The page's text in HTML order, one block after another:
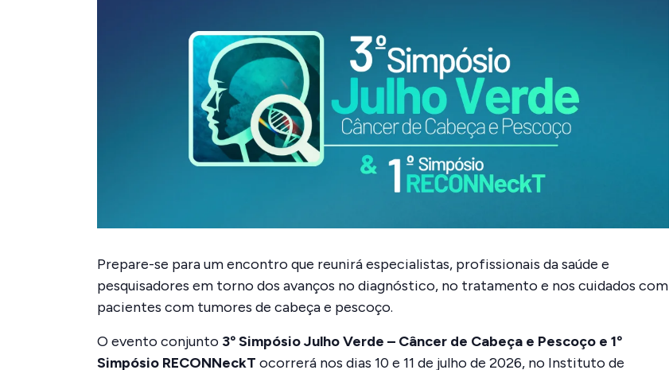
Prepare-se para um encontro que reunirá especialistas, profissionais da saúde e
pesquisadores em torno dos avanços no diagnóstico, no tratamento e nos cuidados com
pacientes com tumores de cabeça e pescoço.
O evento conjunto 3º Simpósio Julho Verde – Câncer de Cabeça e Pescoço e 1º
Simpósio RECONNeckT ocorrerá nos dias 10 e 11 de julho de 2026, no Instituto de